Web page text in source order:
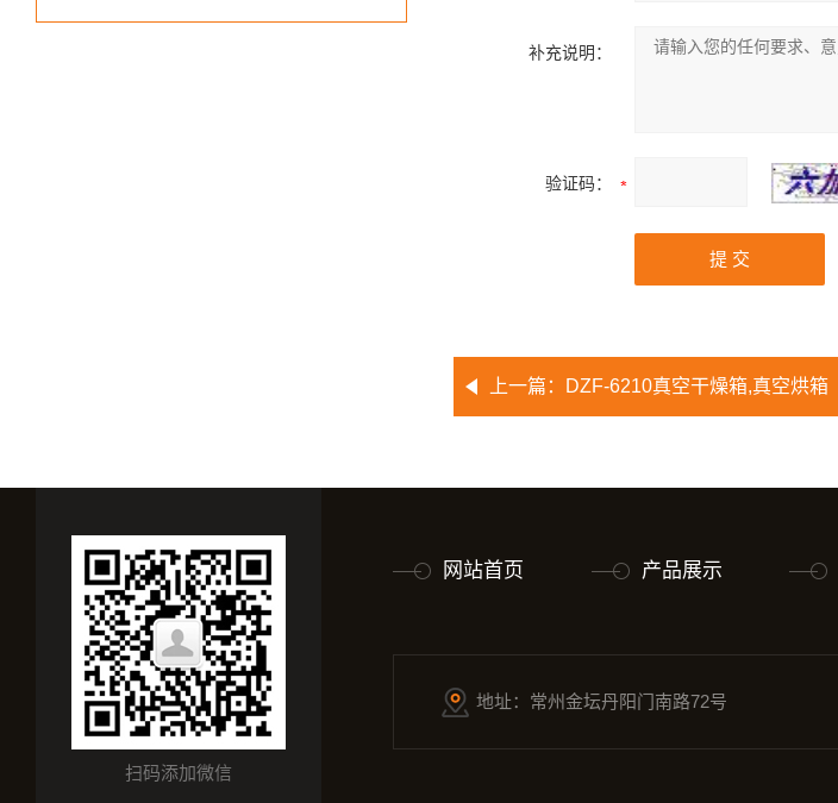
补充说明：
验证码：
上一篇： DZF-6210真空干燥箱,真空烘箱
扫码添加微信
网站首页 产品展示
地址：常州金坛丹阳门南路72号